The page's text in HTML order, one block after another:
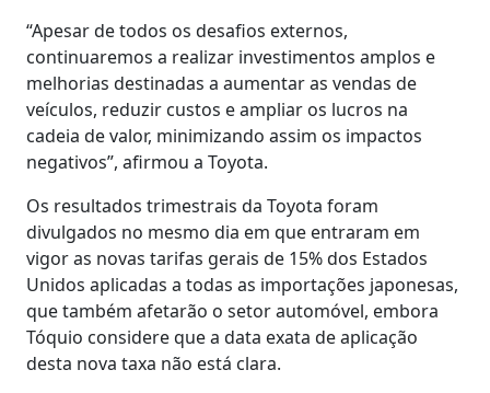
“Apesar de todos os desafios externos,
continuaremos a realizar investimentos amplos e
melhorias destinadas a aumentar as vendas de
veículos, reduzir custos e ampliar os lucros na
cadeia de valor, minimizando assim os impactos
negativos”, afirmou a Toyota.
Os resultados trimestrais da Toyota foram
divulgados no mesmo dia em que entraram em
vigor as novas tarifas gerais de 15% dos Estados
Unidos aplicadas a todas as importações japonesas,
que também afetarão o setor automóvel, embora
Tóquio considere que a data exata de aplicação
desta nova taxa não está clara.